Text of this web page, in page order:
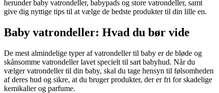
herunder baby vatrondeller, babypads og store vatrondeller, samt
give dig nyttige tips til at vælge de bedste produkter til din lille en.
Baby vatrondeller: Hvad du bør vide
De mest almindelige typer af vatrondeller til baby er de bløde og
skånsomme vatrondeller lavet specielt til sart babyhud. Når du
vælger vatrondeller til din baby, skal du tage hensyn til følsomheden
af deres hud og sikre, at du bruger produkter, der er fri for skadelige
kemikalier og parfume.